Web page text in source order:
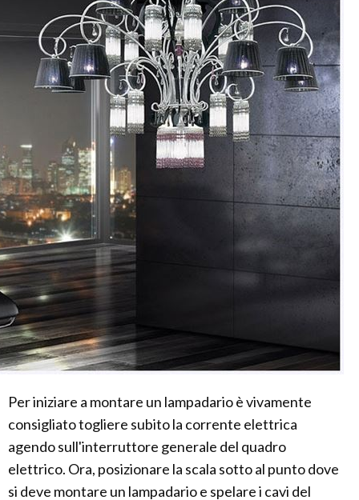
Per iniziare a montare un lampadario è vivamente
consigliato togliere subito la corrente elettrica
agendo sull'interruttore generale del quadro
elettrico. Ora, posizionare la scala sotto al punto dove
si deve montare un lampadario e spelare i cavi del